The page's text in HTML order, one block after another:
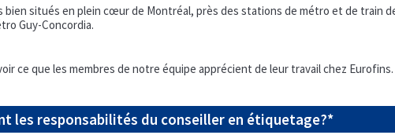
bien situés en plein cœur de Montréal, près des stations de métro et de train
Guy-Concordia.
ce que les membres de notre équipe apprécient de leur travail chez Eurofins.
les responsabilités du conseiller en étiquetage?*